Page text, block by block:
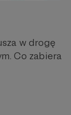
w drogę
Co zabiera